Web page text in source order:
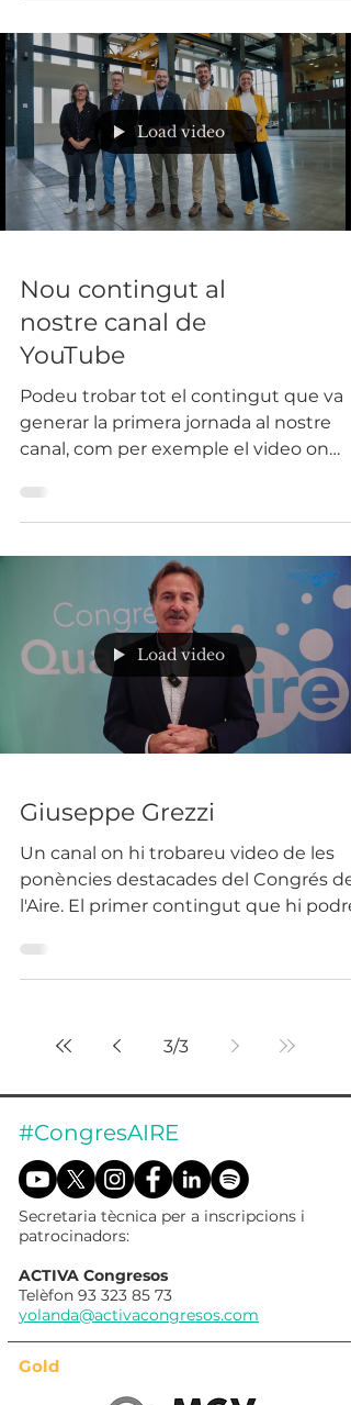
Load video
Nou contingut al
nostre canal de
YouTube
Podeu trobar tot el contingut que va
generar la primera jornada al nostre
canal, com per exemple el video on
Load video
Giuseppe Grezzi
Un canal on hi trobareu video de les
ponències destacades del Congrés de
l'Aire. El primer contingut que hi
3/3
#CongresAIRE
Secretaria tècnica per a inscripcions i
patrocinadors:
ACTIVA Congresos
Telèfon 93 323 85 73
yolanda@activacongresos.com
Gold